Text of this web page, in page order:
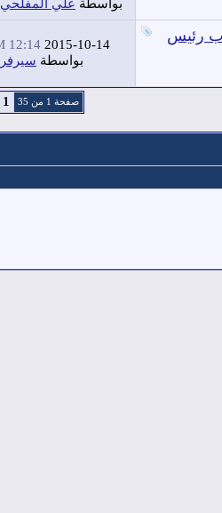
بواسطة علي المفلحي
رئيس 2015-10-14
12:14 AM
بواسطة سيرفر
صفحة 1 من 35 1